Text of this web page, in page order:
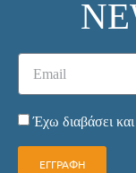
Έχω διαβάσει
ΕΓΓΡΑΦΗ